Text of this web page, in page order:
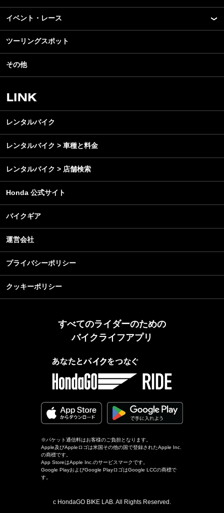
モデル情報
カスタマイズパーツ
テクノロジー
名車・旧車
ビジネス
アプリ
ライディングギア
ツーリング
アウトドア
レンタルバイク
イベント・レース
モータースポーツ
イベント
スクール・レッスン
ツーリングスポット
その他
レンタルバイク
レンタルバイク > 車種と料金
レンタルバイク > 店舗検索
Honda 公式サイト
バイクギア
運営会社
プライバシーポリシー
クッキーポリシー
すべてのライダーのための
バイクライフアプリ
※パケット通信料はお客様のご負担となります。
Apple及びAppleロゴは米国その他の国で登録されたApple Inc.
の商標です。
App StoreはApple Inc.のサービスマークです。
Google PlayおよびGoogle PlayロゴはGoogle LCCの商標で
す。
c HondaGO BIKE LAB. All Rights Reserved.